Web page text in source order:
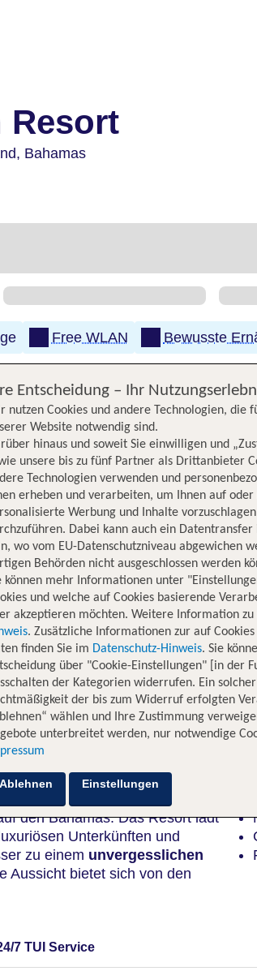
Resort
Bahamas
Free WLAN Bewusste
Hotelinformationen Lage
den Bahamas. Das Resort lädt
Unterkünften und
zu einem unvergesslichen
Aussicht bietet sich von den
7 TUI Service
Entscheidung – Ihr
nutzen Cookies und andere Technologien, die
Website notwendig sind.
hinaus und soweit Sie einwilligen und
unsere bis zu fünf Partner als Drittanbieter
Technologien verwenden und
erheben und verarbeiten, um Ihnen auf
Werbung und Inhalte
Dabei kann auch ein
wo vom EU-Datenschutzniveau abgewichen
Behörden nicht ausgeschlossen werden
können mehr Informationen unter
und welche auf Cookies basierende
akzeptieren möchten. Weitere Information zu
. Zusätzliche Informationen zur auf
finden Sie im Datenschutz-Hinweis. Sie
über "Cookie-Einstellungen" [in der
der Kategorien widerrufen. Ein
der bis zum Widerruf erfolgten
wählen und Ihre Zustimmung
unterbreitet werden, nur notwendige
Ablehnen Einstellungen